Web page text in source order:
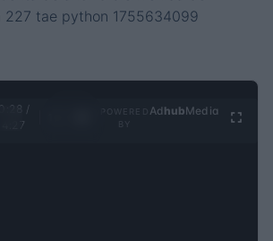
0:28 /
4:27
Ad hubMedia